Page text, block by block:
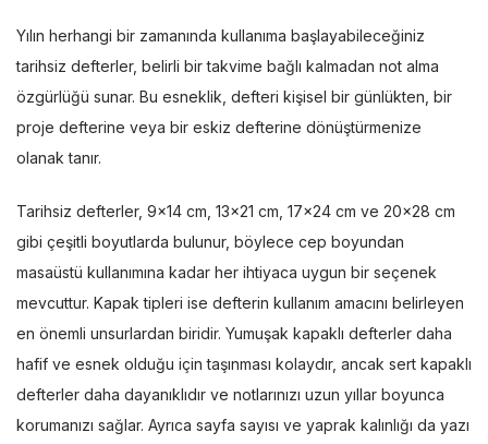
Yılın herhangi bir zamanında kullanıma başlayabileceğiniz
tarihsiz defterler, belirli bir takvime bağlı kalmadan not alma
özgürlüğü sunar. Bu esneklik, defteri kişisel bir günlükten, bir
proje defterine veya bir eskiz defterine dönüştürmenize
olanak tanır.
Tarihsiz defterler, 9×14 cm, 13×21 cm, 17×24 cm ve 20×28 cm
gibi çeşitli boyutlarda bulunur, böylece cep boyundan
masaüstü kullanımına kadar her ihtiyaca uygun bir seçenek
mevcuttur. Kapak tipleri ise defterin kullanım amacını belirleyen
en önemli unsurlardan biridir. Yumuşak kapaklı defterler daha
hafif ve esnek olduğu için taşınması kolaydır, ancak sert kapaklı
defterler daha dayanıklıdır ve notlarınızı uzun yıllar boyunca
korumanızı sağlar. Ayrıca sayfa sayısı ve yaprak kalınlığı da yazı